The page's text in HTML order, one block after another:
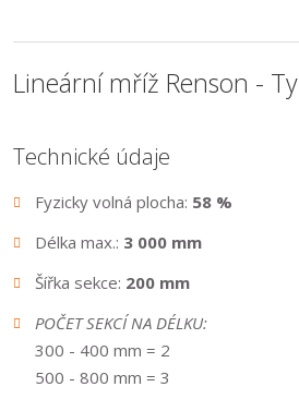
Lineární mříž Renson -
Technické údaje
Fyzicky volná plocha: 58 %
Délka max.: 3 000 mm
Šířka sekce: 200 mm
POČET SEKCÍ NA DÉLKU:
300 - 400 mm = 2
500 - 800 mm = 3